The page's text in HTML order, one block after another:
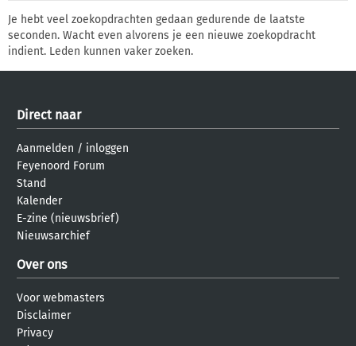
Je hebt veel zoekopdrachten gedaan gedurende de laatste
seconden. Wacht even alvorens je een nieuwe zoekopdracht
indient. Leden kunnen vaker zoeken.
Direct naar
Aanmelden / inloggen
Feyenoord Forum
Stand
Kalender
E-zine (nieuwsbrief)
Nieuwsarchief
Over ons
Voor webmasters
Disclaimer
Privacy